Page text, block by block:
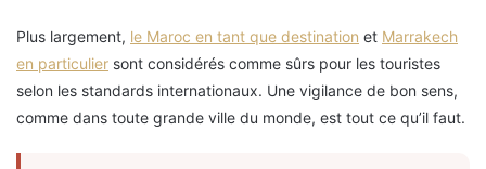
Plus largement, le Maroc en tant que destination et Marrakech
en particulier sont considérés comme sûrs pour les touristes
selon les standards internationaux. Une vigilance de bon sens,
comme dans toute grande ville du monde, est tout ce qu’il faut.